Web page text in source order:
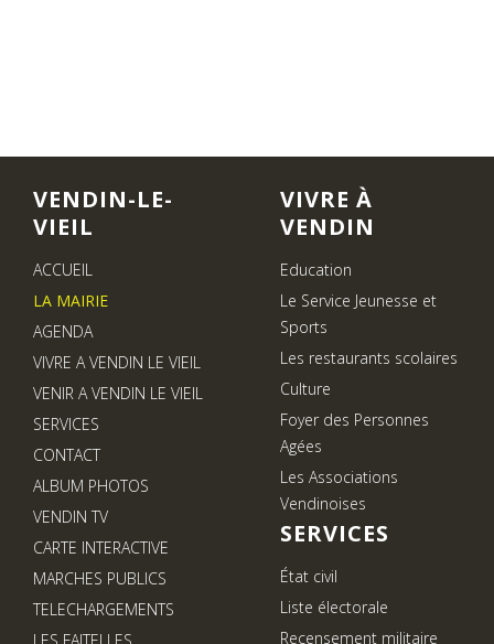
VENDIN-LE-
VIEIL
ACCUEIL
LA MAIRIE
AGENDA
VIVRE A VENDIN LE VIEIL
VENIR A VENDIN LE VIEIL
SERVICES
CONTACT
ALBUM PHOTOS
VENDIN TV
CARTE INTERACTIVE
MARCHES PUBLICS
TELECHARGEMENTS
VIVRE À
VENDIN
Education
Le Service Jeunesse et
Sports
Les restaurants scolaires
Culture
Foyer des Personnes
Agées
Les Associations
Vendinoises
SERVICES
État civil
Liste électorale
Recensement militaire